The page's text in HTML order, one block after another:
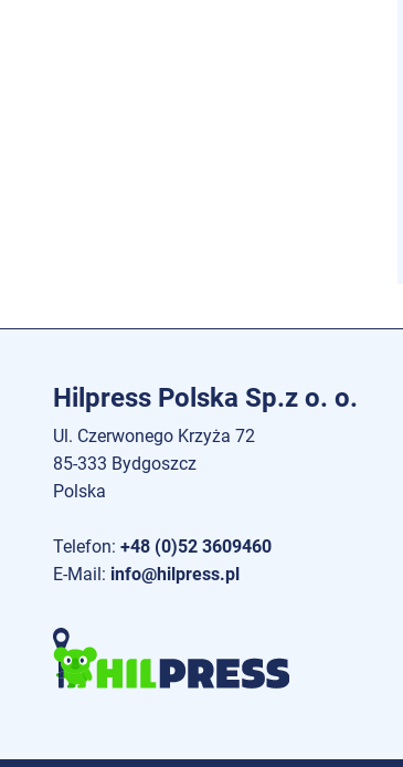
Hilpress Polska Sp.z o. o.
Ul. Czerwonego Krzyża 72
85-333 Bydgoszcz
Polska
Telefon: +48 (0)52 3609460
E-Mail: info@hilpress.pl